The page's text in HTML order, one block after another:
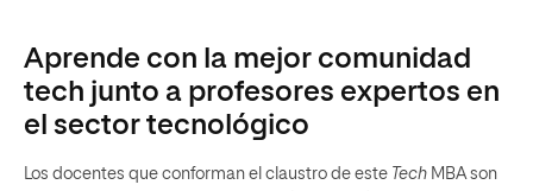
Aprende con la mejor comunidad
tech junto a profesores expertos en
el sector tecnológico
Los docentes que conforman el claustro de este Tech MBA son